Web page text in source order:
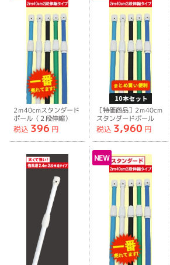
2ｍ40cmスタンダード
ポール（２段伸縮）
税込 396 円
［特価商品］2ｍ40cm
スタンダードポール
（２段伸縮）［10本セ
ット］
税込 3,960 円
NEW